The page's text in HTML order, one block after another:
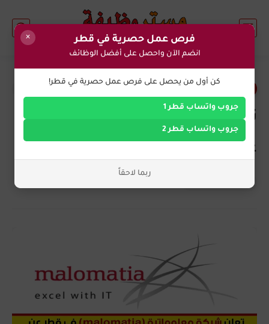
وظائف اليوم في قطر
تعلن شركة معلوماتية في قطر
عن احتياجها للوظائف التالية
× فرص عمل حصرية في قطر
انضم الآن واحصل على أفضل الوظائف
كن أول من يحصل على فرص عمل حصرية في قطر!
جروب واتساب قطر 1
جروب واتساب قطر 2
ربما لاحقاً